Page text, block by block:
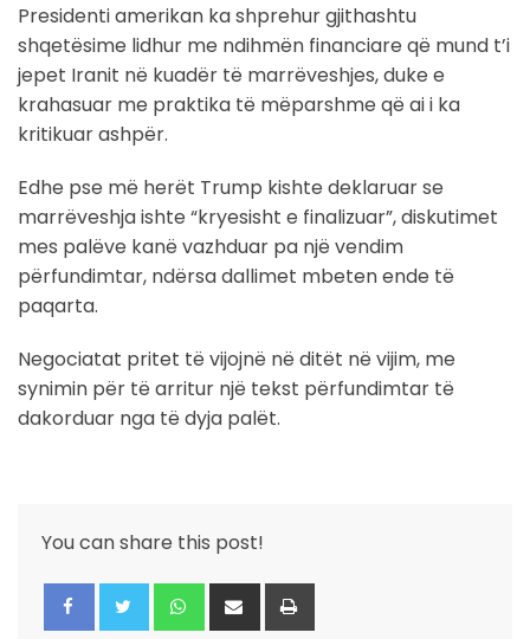
Presidenti amerikan ka shprehur gjithashtu
shqetësime lidhur me ndihmën financiare që mund t’i
jepet Iranit në kuadër të marrëveshjes, duke e
krahasuar me praktika të mëparshme që ai i ka
kritikuar ashpër.
Edhe pse më herët Trump kishte deklaruar se
marrëveshja ishte “kryesisht e finalizuar”, diskutimet
mes palëve kanë vazhduar pa një vendim
përfundimtar, ndërsa dallimet mbeten ende të
paqarta.
Negociatat pritet të vijojnë në ditët në vijim, me
synimin për të arritur një tekst përfundimtar të
dakorduar nga të dyja palët.
You can share this post!
Whatsapp
Share
via